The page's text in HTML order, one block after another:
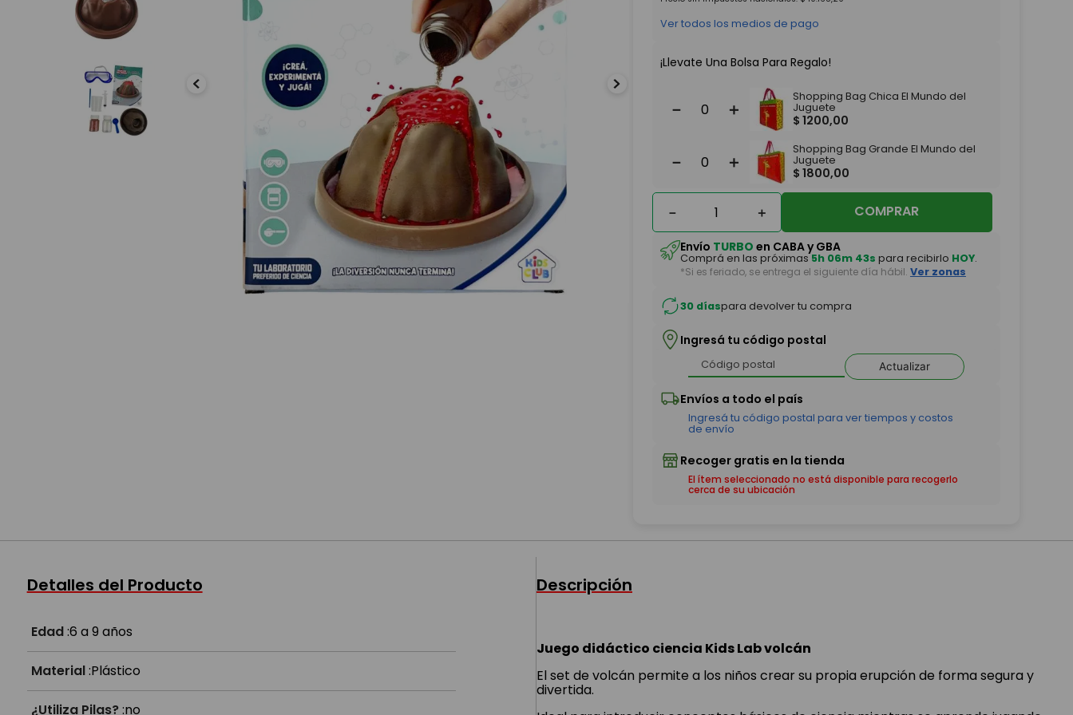
Ver todos los medios de pago
¡Llevate Una Bolsa Para Regalo!
＋
－
Shopping Bag Chica El Mundo del
Juguete
$ 1200,00
＋
－
Shopping Bag Grande El Mundo del
Juguete
$ 1800,00
＋
－ COMPRAR
Envío TURBO en CABA y GBA
Comprá en las próximas5h 06m 42s para recibirlo HOY.
*Si es feriado, se entrega el siguiente día hábil. Ver zonas
30 díaspara devolver tu compra
Ingresá tu código postal
Actualizar
El ítem seleccionado no está disponible para recogerlo
cerca de su ubicación
Detalles del Producto
Edad:6 a 9 años
Material:Plástico
¿Utiliza Pilas?:no
Descripción
Juego didáctico ciencia Kids Lab volcán
El set de volcán permite a los niños crear su propia erupción de forma segura y
divertida.